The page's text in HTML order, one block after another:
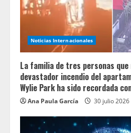
Noticias Internacionales
La familia de tres personas
devastador incendio del
Wylie Park ha sido recordada
Ana Paula García 30 julio 2026